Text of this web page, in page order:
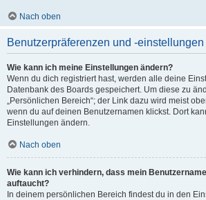
Nach oben
Benutzerpräferenzen und -einstellungen
Wie kann ich meine Einstellungen ändern?
Wenn du dich registriert hast, werden alle deine
Datenbank des Boards gespeichert. Um diese zu
„Persönlichen Bereich“; der Link dazu wird meist
wenn du auf deinen Benutzernamen klickst. Dort
Einstellungen ändern.
Nach oben
Wie kann ich verhindern, dass mein
auftaucht?
In deinem persönlichen Bereich findest du in den